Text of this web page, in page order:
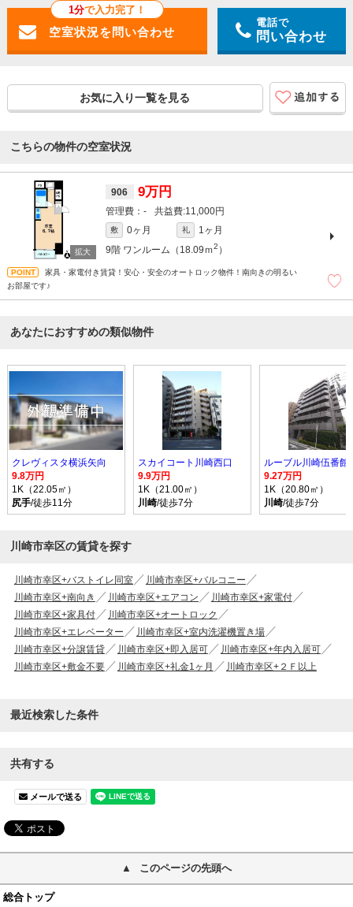
1分で入力完了！
電話で
問い合わせ
お気に入り一覧を見る
こちらの物件の空室状況
906 9万円
- 11,000円
敷 0ヶ月 礼
1ヶ月
9階 ワンルーム（18.09ｍ2 ）
家具・家電付き賃貸！安心・安全のオートロック物件！南向きの明るい
お部屋です♪
あなたにおすすめの類似物件
クレヴィスタ横浜矢向
9.8万円
1K（22.05㎡）
尻手/徒歩11分
スカイコート川崎西口
9.9万円
1K（21.00㎡）
川崎/徒歩7分
ルーブル川崎伍番館
9.27万円
1K（20.80㎡）
川崎/徒歩7分
川崎市幸区の賃貸を探す
川崎市幸区+バストイレ同室
川崎市幸区+バルコニー
川崎市幸区+南向き
川崎市幸区+エアコン
川崎市幸区+家電付
川崎市幸区+家具付
川崎市幸区+オートロック
川崎市幸区+エレベーター
川崎市幸区+室内洗濯機置き場
川崎市幸区+分譲賃貸
川崎市幸区+即入居可
川崎市幸区+年内入居可
川崎市幸区+敷金不要
川崎市幸区+礼金1ヶ月 川崎市幸区+２Ｆ以上
最近検索した条件
共有する
メールで送る
このページの先頭へ
総合トップ